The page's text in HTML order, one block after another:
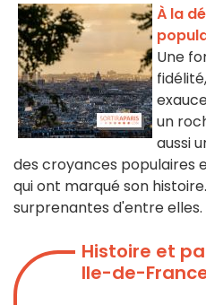
À la
Une
un
aussi
des croyances populaires
qui ont marqué son
surprenantes d'entre elles.
Histoire et
Ile-de-